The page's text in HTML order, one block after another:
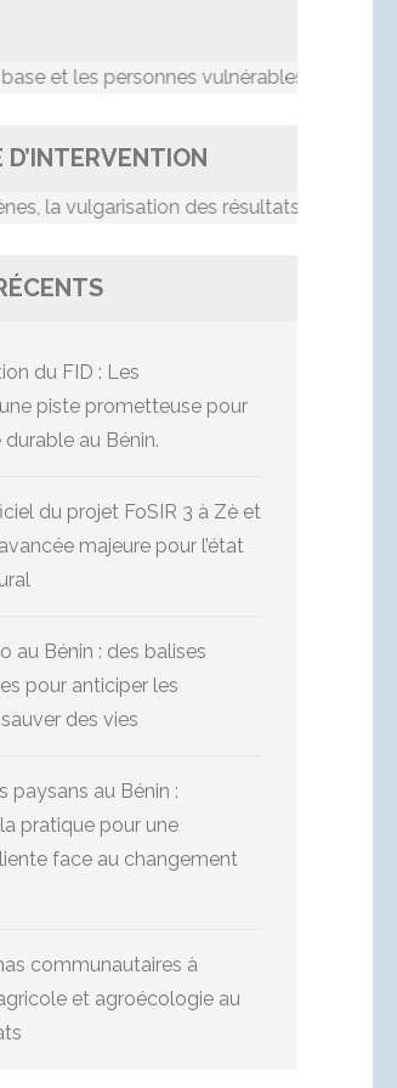
les personnes vulnérables dans le
vulgarisation des résultats de
du FID : Les
piste prometteuse pour
au Bénin.
du projet FoSIR 3 à Zè et
majeure pour l’état
au Bénin : des balises
pour anticiper les
des vies
paysans au Bénin :
pratique pour une
face au changement
communautaires à
et agroécologie au